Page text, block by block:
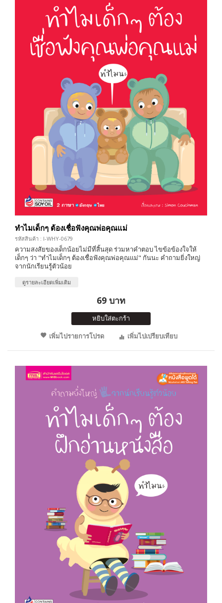
ทำไมเด็กๆ ต้องเชื่อฟังคุณพ่อคุณแม่
รหัสสินค้า : I-WHY-0679
ความสงสัยของเด็กน้อยไม่มีที่สิ้นสุด ร่วมหาคำตอบ ไขข้อข้องใจให้
เด็กๆ ว่า "ทำไมเด็กๆ ต้องเชื่อฟังคุณพ่อคุณแม่" กันนะ คำถามยิ่งใหญ่
จากนักเรียนรู้ตัวน้อย
ดูรายละเอียดเพิ่มเติม
69 บาท
หยิบใส่ตะกร้า
เพิ่มไปรายการโปรด
เพิ่มไปเปรียบเทียบ